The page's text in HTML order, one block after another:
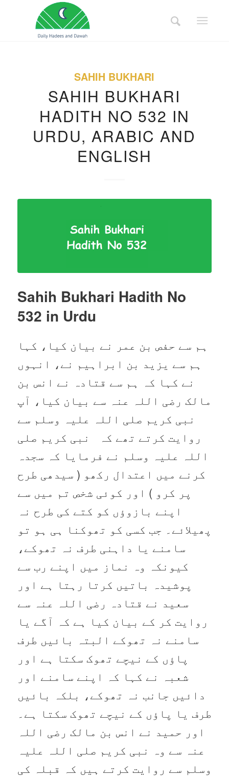
SAHIH BUKHARI
SAHIH BUKHARI
HADITH NO 532 IN
URDU, ARABIC AND
ENGLISH
Sahih Bukhari Hadith No
532 in Urdu
ہم سے حفص بن عمر نے بیان کیا، کہا
ہم سے یزید بن ابراہیم نے، انہوں
نے کہا کہ ہم سے قتادہ نے انس بن
مالک رضی اللہ عنہ سے بیان کیا، آپ
نبی کریم صلی اللہ علیہ وسلم سے
روایت کرتے تھے کہ نبی کریم صلی
اللہ علیہ وسلم نے فرمایا کہ سجدہ
کرنے میں اعتدال رکھو ( سیدھی طرح
پر کرو ) اور کوئی شخص تم میں سے
اپنے بازوؤں کو کتے کی طرح نہ
پھیلائے۔ جب کسی کو تھوکنا ہی ہو تو
سامنے یا داہنی طرف نہ تھوکے،
کیونکہ وہ نماز میں اپنے رب سے
پوشیدہ باتیں کرتا رہتا ہے اور
سعید نے قتادہ رضی اللہ عنہ سے
روایت کر کے بیان کیا ہے کہ آگے یا
سامنے نہ تھوکے البتہ بائیں طرف
پاؤں کے نیچے تھوک سکتا ہے اور
شعبہ نے کہا کہ اپنے سامنے اور
دائیں جانب نہ تھوکے، بلکہ بائیں
طرف یا پاؤں کے نیچے تھوک سکتا ہے۔
اور حمید نے انس بن مالک رضی اللہ
عنہ سے وہ نبی کریم صلی اللہ علیہ
وسلم سے روایت کرتے ہیں کہ قبلہ کی